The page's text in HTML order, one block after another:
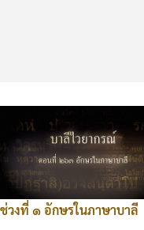
ช่วงที่ ๑ อักษรในภาษาบาลี